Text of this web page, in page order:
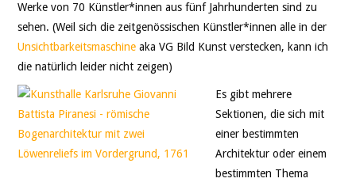
Werke von 70 Künstler*innen aus fünf Jahrhunderten sind zu
sehen. (Weil sich die zeitgenössischen Künstler*innen alle in der
Unsichtbarkeitsmaschine aka VG Bild Kunst verstecken, kann ich
die natürlich leider nicht zeigen)
Es gibt mehrere
Sektionen, die sich mit
einer bestimmten
Architektur oder einem
bestimmten Thema